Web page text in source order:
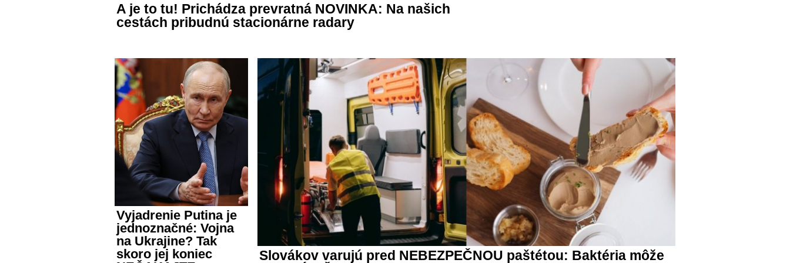
A je to tu! Prichádza prevratná NOVINKA: Na našich
cestách pribudnú stacionárne radary
Vyjadrenie Putina je
jednoznačné: Vojna
na Ukrajine? Tak
skoro jej koniec
Slovákov varujú pred NEBEZPEČNOU paštétou: Baktéria môže